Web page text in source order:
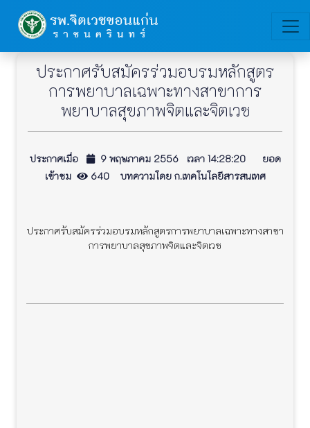
ประกาศรับสมัครร่วมอบรมหลักสูตร
การพยาบาลเฉพาะทางสาขาการ
พยาบาลสุขภาพจิตและจิตเวช
ประกาศเมื่อ
9 พฤษภาคม 2556 เวลา 14:28:20 ยอด
เข้าชม
640 บทความโดย ก.เทคโนโลยีสารสนเทศ
ประกาศรับสมัครร่วมอบรมหลักสูตรการพยาบาลเฉพาะทางสาขา
การพยาบาลสุขภาพจิตและจิตเวช